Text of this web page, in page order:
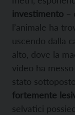
investimento –
l’animale ha
uscendo dalla
alto, dove la
video ha
stato
fortemente
selvatici